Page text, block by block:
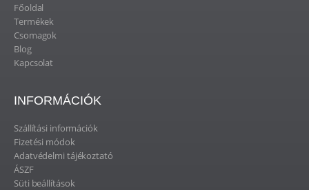
Főoldal
Termékek
Csomagok
Blog
Kapcsolat
INFORMÁCIÓK
Szállítási információk
Fizetési módok
Adatvédelmi tájékoztató
ÁSZF
Süti beállítások